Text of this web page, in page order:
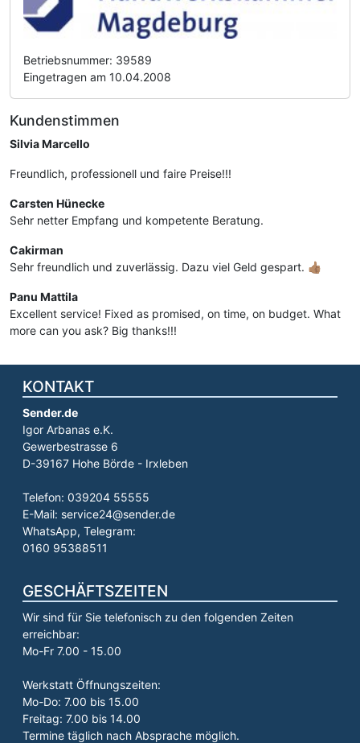
Betriebsnummer: 39589
Eingetragen am 10.04.2008
Kundenstimmen
Silvia Marcello
Freundlich, professionell und faire Preise!!!
Carsten Hünecke
Sehr netter Empfang und kompetente Beratung.
Cakirman
Sehr freundlich und zuverlässig. Dazu viel Geld gespart. 👍🏽
Panu Mattila
Excellent service! Fixed as promised, on time, on budget. What
more can you ask? Big thanks!!!
KONTAKT
Sender.de
Igor Arbanas e.K.
Gewerbestrasse 6
D-39167 Hohe Börde - Irxleben
Telefon: 039204 55555
E-Mail: service24@sender.de
WhatsApp, Telegram:
0160 95388511
GESCHÄFTSZEITEN
Wir sind für Sie telefonisch zu den folgenden Zeiten
erreichbar:
Mo-Fr 7.00 - 15.00
Werkstatt Öffnungszeiten:
Mo-Do: 7.00 bis 15.00
Freitag: 7.00 bis 14.00
Termine täglich nach Absprache möglich.